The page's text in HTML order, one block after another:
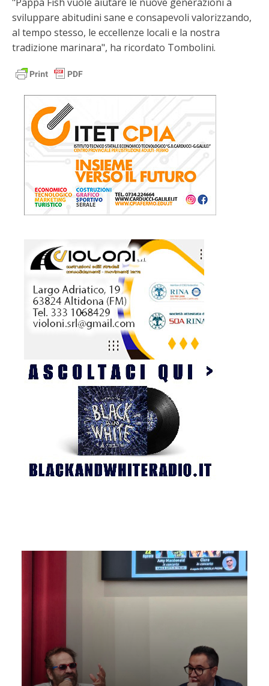
sviluppare abitudini sane e consapevoli valorizzando,
al tempo stesso, le eccellenze locali e la nostra
tradizione marinara", ha ricordato Tombolini.